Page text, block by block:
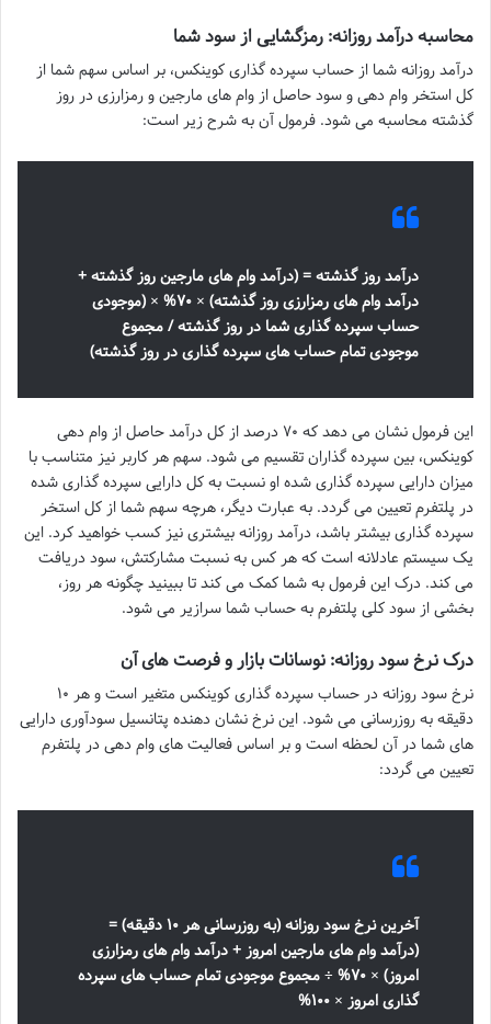
محاسبه درآمد روزانه: رمزگشایی از سود شما
درآمد روزانه شما از حساب سپرده گذاری کوینکس، بر اساس سهم شما از
کل استخر وام دهی و سود حاصل از وام های مارجین و رمزارزی در روز
گذشته محاسبه می شود. فرمول آن به شرح زیر است:
درآمد روز گذشته = (درآمد وام های مارجین روز گذشته +
درآمد وام های رمزارزی روز گذشته) × ۷۰% × (موجودی
حساب سپرده گذاری شما در روز گذشته / مجموع
موجودی تمام حساب های سپرده گذاری در روز گذشته)
این فرمول نشان می دهد که ۷۰ درصد از کل درآمد حاصل از وام دهی
کوینکس، بین سپرده گذاران تقسیم می شود. سهم هر کاربر نیز متناسب با
میزان دارایی سپرده گذاری شده او نسبت به کل دارایی سپرده گذاری شده
در پلتفرم تعیین می گردد. به عبارت دیگر، هرچه سهم شما از کل استخر
سپرده گذاری بیشتر باشد، درآمد روزانه بیشتری نیز کسب خواهید کرد. این
یک سیستم عادلانه است که هر کس به نسبت مشارکتش، سود دریافت
می کند. درک این فرمول به شما کمک می کند تا ببینید چگونه هر روز،
بخشی از سود کلی پلتفرم به حساب شما سرازیر می شود.
درک نرخ سود روزانه: نوسانات بازار و فرصت های آن
نرخ سود روزانه در حساب سپرده گذاری کوینکس متغیر است و هر ۱۰
دقیقه به روزرسانی می شود. این نرخ نشان دهنده پتانسیل سودآوری دارایی
های شما در آن لحظه است و بر اساس فعالیت های وام دهی در پلتفرم
تعیین می گردد:
آخرین نرخ سود روزانه (به روزرسانی هر ۱۰ دقیقه) =
(درآمد وام های مارجین امروز + درآمد وام های رمزارزی
امروز) × ۷۰% ÷ مجموع موجودی تمام حساب های سپرده
گذاری امروز × ۱۰۰%